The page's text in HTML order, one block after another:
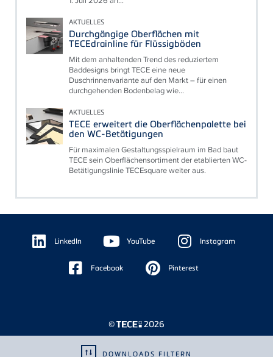
DOWNLOADS FILTERN
AKTUELLES
Durchgängige Oberflächen mit
TECEdrainline für Flüssigböden
Mit dem anhaltenden Trend des reduziertem
Baddesigns bringt TECE eine neue
Duschrinnenvariante auf den Markt – für einen
durchgehenden Bodenbelag wie...
AKTUELLES
TECE erweitert die Oberflächenpalette bei
den WC-Betätigungen
Für maximalen Gestaltungsspielraum im Bad baut
TECE sein Oberflächensortiment der etablierten WC-
Betätigungslinie TECEsquare weiter aus.
Floating
Sidebar LinkedIn YouTube Instagram
Facebook Pinterest
© 2026